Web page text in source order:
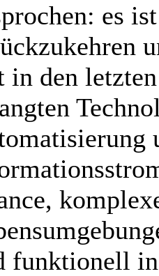
es
in den
funktionell